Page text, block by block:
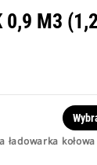
M3
kołowa